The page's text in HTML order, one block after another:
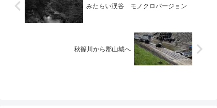
みたらい渓谷 モノクロバージョン
秋篠川から郡山城へ